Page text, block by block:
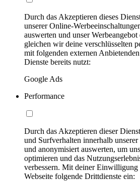
Durch das Akzeptieren dieses
unserer Online-
auswerten und unser
gleichen wir deine verschlüsselten
mit folgenden externen
Dienste bereits nutzt:
Google Ads
Performance
Durch das Akzeptieren dieser
und Surfverhalten innerhalb
und anonymisiert auswerten, um
optimieren und das
verbessern. Mit deiner Einwilligung
Webseite folgende Drittdienste ein: